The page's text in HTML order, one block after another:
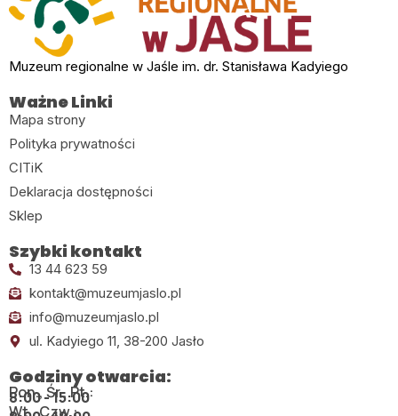
Muzeum regionalne w Jaśle im. dr. Stanisława Kadyiego
Ważne Linki
Mapa strony
Polityka prywatności
CITiK
Deklaracja dostępności
Sklep
Szybki kontakt
13 44 623 59
kontakt@muzeumjaslo.pl
info@muzeumjaslo.pl
ul. Kadyiego 11, 38-200 Jasło
Godziny otwarcia:
Pon., Śr., Pt.:
8:00 - 15:00
Wt., Czw.: